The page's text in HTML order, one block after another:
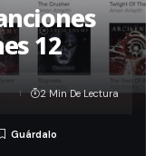
12
2 Min De Lectura